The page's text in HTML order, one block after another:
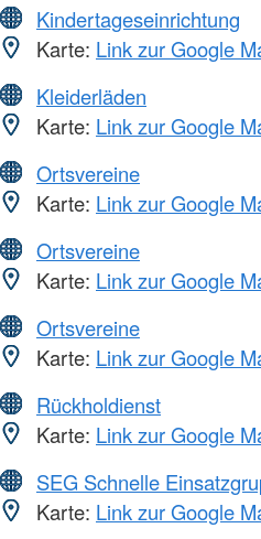
Kindertageseinrichtung
Karte: Link zur Google
Kleiderläden
Karte: Link zur Google
Ortsvereine
Karte: Link zur Google
Ortsvereine
Karte: Link zur Google
Ortsvereine
Karte: Link zur Google
Rückholdienst
Karte: Link zur Google
SEG Schnelle
Karte: Link zur Google